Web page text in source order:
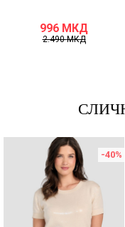
996 МКД
2.490МКД
-40%